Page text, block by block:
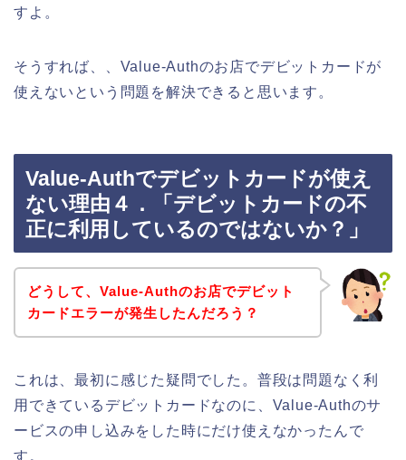
すよ。
そうすれば、、Value-Authのお店でデビットカードが
使えないという問題を解決できると思います。
Value-Authでデビットカードが使え
ない理由４．「デビットカードの不
正に利用しているのではないか？」
どうして、Value-Authのお店でデビット
カードエラーが発生したんだろう？
これは、最初に感じた疑問でした。普段は問題なく利
用できているデビットカードなのに、Value-Authのサ
ービスの申し込みをした時にだけ使えなかったんで
す。